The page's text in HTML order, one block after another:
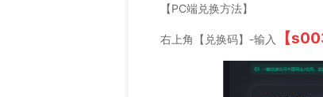
【PC端兑换方法】
右上角【兑换码】-输入 【